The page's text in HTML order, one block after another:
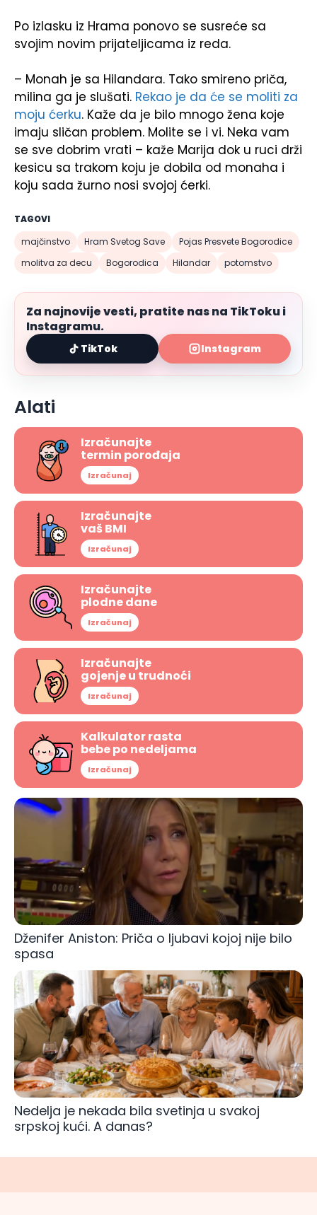
Po izlasku iz Hrama ponovo se susreće sa
svojim novim prijateljicama iz reda.
– Monah je sa Hilandara. Tako smireno priča,
milina ga je slušati. Rekao je da će se moliti za
moju ćerku. Kaže da je bilo mnogo žena koje
imaju sličan problem. Molite se i vi. Neka vam
se sve dobrim vrati – kaže Marija dok u ruci drži
kesicu sa trakom koju je dobila od monaha i
koju sada žurno nosi svojoj ćerki.
TAGOVI
majčinstvo
Hram Svetog Save
Pojas Presvete Bogorodice
molitva za decu
Bogorodica Hilandar potomstvo
Za najnovije vesti, pratite nas na TikToku i
Instagramu.
TikTok Instagram
Alati
Izračunajte
termin porođaja
Izračunaj
Izračunajte
vaš BMI
Izračunaj
Izračunajte
plodne dane
Izračunaj
Izračunajte
gojenje u trudnoći
Izračunaj
Kalkulator rasta
bebe po nedeljama
Izračunaj
Dženifer Aniston: Priča o ljubavi kojoj nije bilo
spasa
Nedelja je nekada bila svetinja u svakoj
srpskoj kući. A danas?